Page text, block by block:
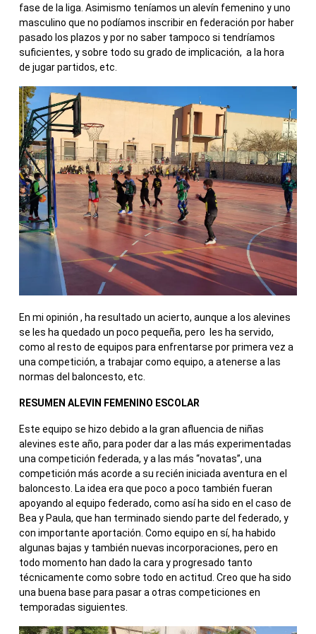
fase de la liga. Asimismo teníamos un alevín femenino y uno
masculino que no podíamos inscribir en federación por haber
pasado los plazos y por no saber tampoco si tendríamos
suficientes, y sobre todo su grado de implicación, a la hora
de jugar partidos, etc.
En mi opinión , ha resultado un acierto, aunque a los alevines
se les ha quedado un poco pequeña, pero les ha servido,
como al resto de equipos para enfrentarse por primera vez a
una competición, a trabajar como equipo, a atenerse a las
normas del baloncesto, etc.
RESUMEN ALEVIN FEMENINO ESCOLAR
Este equipo se hizo debido a la gran afluencia de niñas
alevines este año, para poder dar a las más experimentadas
una competición federada, y a las más “novatas”, una
competición más acorde a su recién iniciada aventura en el
baloncesto. La idea era que poco a poco también fueran
apoyando al equipo federado, como así ha sido en el caso de
Bea y Paula, que han terminado siendo parte del federado, y
con importante aportación. Como equipo en sí, ha habido
algunas bajas y también nuevas incorporaciones, pero en
todo momento han dado la cara y progresado tanto
técnicamente como sobre todo en actitud. Creo que ha sido
una buena base para pasar a otras competiciones en
temporadas siguientes.